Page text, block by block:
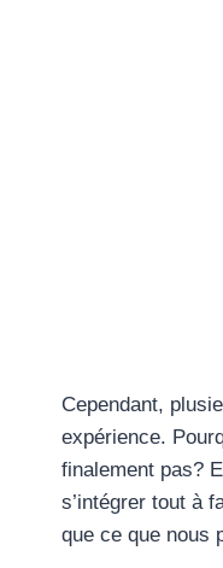
Cependant,
expérience.
finalement pas?
s’intégrer tout à
que ce que nous